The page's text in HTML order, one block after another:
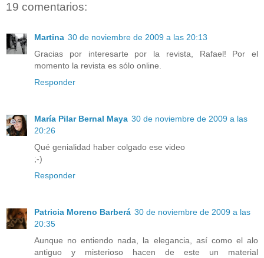
19 comentarios:
Martina 30 de noviembre de 2009 a las 20:13
Gracias por interesarte por la revista, Rafael! Por el
momento la revista es sólo online.
Responder
María Pilar Bernal Maya 30 de noviembre de 2009 a las
20:26
Qué genialidad haber colgado ese video
;-)
Responder
Patricia Moreno Barberá 30 de noviembre de 2009 a las
20:35
Aunque no entiendo nada, la elegancia, así como el alo
antiguo y misterioso hacen de este un material